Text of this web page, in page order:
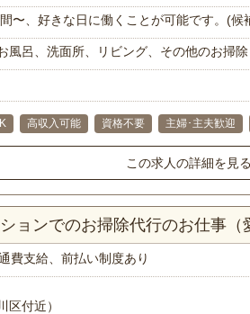
〜、好きな日に働くことが可能です。(候
風呂、洗面所、リビング、その他のお掃除
高収入可能 資格不要 主婦･主夫歓迎
この求人の詳細を見る
ョンでのお掃除代行のお仕事
通費支給、前払い制度あり
区付近）